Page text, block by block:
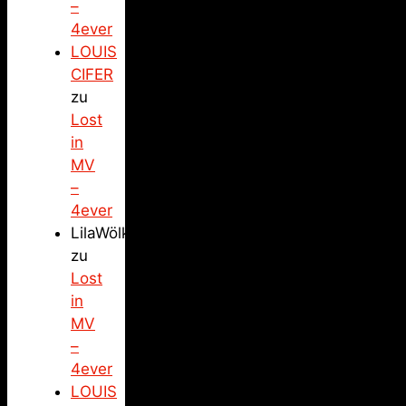
–
4ever
LOUIS
CIFER
zu
Lost
in
MV
–
4ever
LilaWölkchen
zu
Lost
in
MV
–
4ever
LOUIS